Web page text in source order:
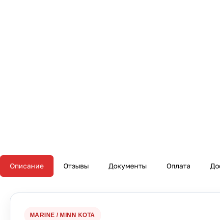
Описание Отзывы Документы Оплата
MARINE / MINN KOTA